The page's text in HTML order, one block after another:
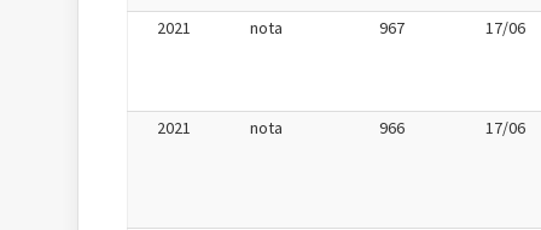
2021 nota 967 17/06
2021 nota 966 17/06